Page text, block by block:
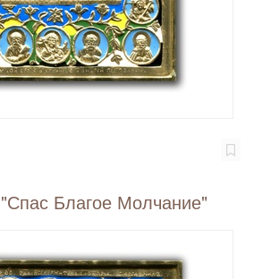
Благое Молчание"